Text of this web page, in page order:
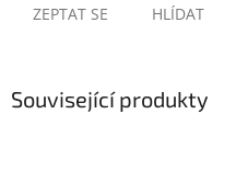
ZEPTAT SE HLÍDAT
Související produkty